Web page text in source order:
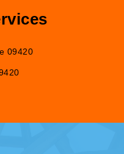
09420